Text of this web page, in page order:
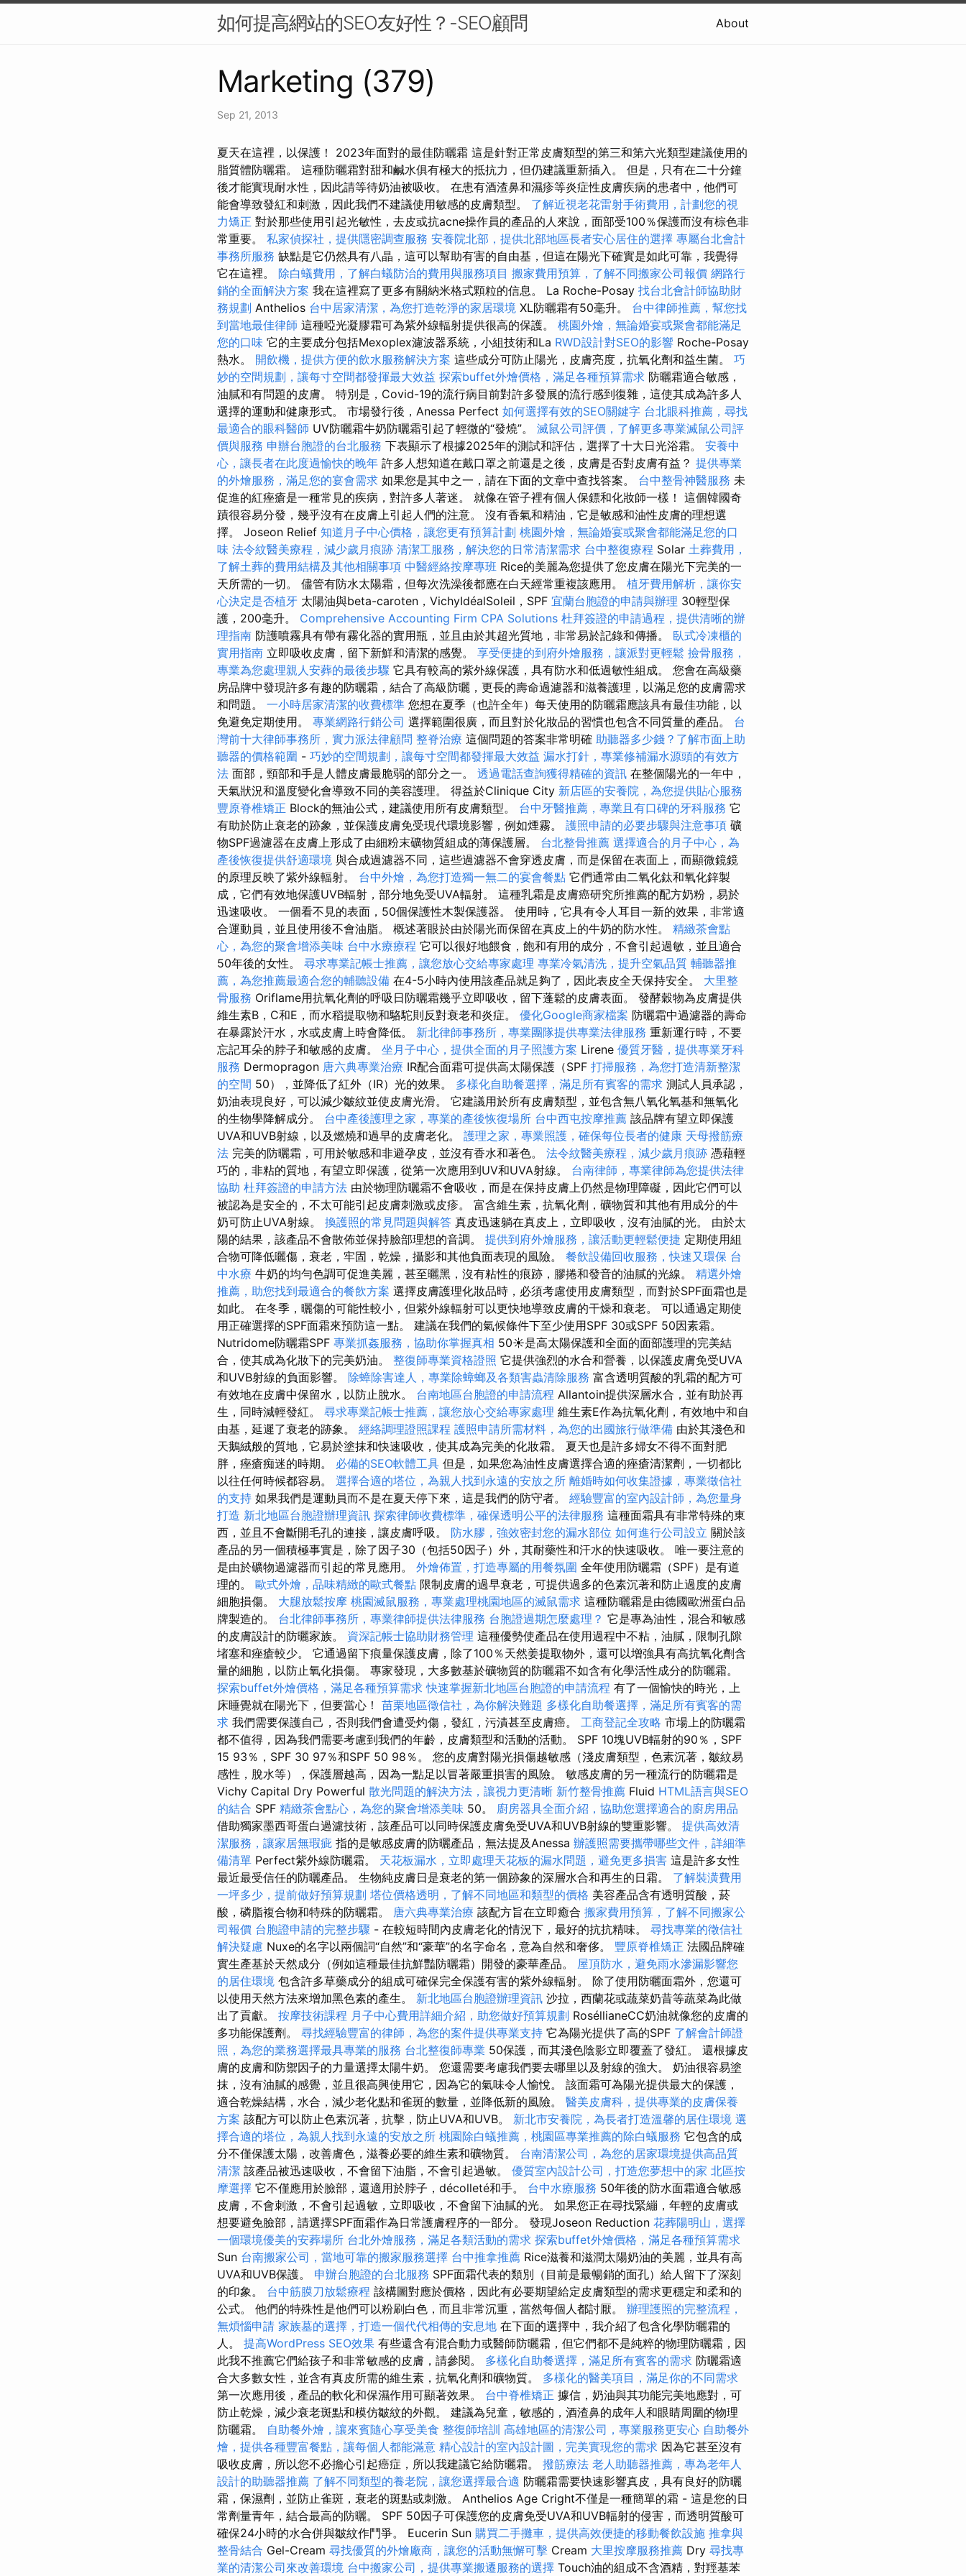
如何提高網站的SEO友好性？-SEO顧問 About
Marketing (379)
Sep 21, 2013
夏天在這裡，以保護！ 2023年面對的最佳防曬霜 這是針對正常皮膚類型的第三和第六光類型建議使用的
脂質體防曬霜。 這種防曬霜對甜和鹹水俱有極大的抵抗力，但仍建議重新插入。 但是，只有在二十分鐘
後才能實現耐水性，因此請等待奶油被吸收。 在患有酒渣鼻和濕疹等炎症性皮膚疾病的患者中，他們可
能會導致發紅和刺激，因此我們不建議使用敏感的皮膚類型。 了解近視老花雷射手術費用，計劃您的視
力矯正 對於那些使用引起光敏性，去皮或抗acne操作員的產品的人來說，面部受100％保護而沒有棕色非
常重要。 私家偵探社，提供隱密調查服務 安養院北部，提供北部地區長者安心居住的選擇 專屬台北會計
事務所服務 缺點是它仍然具有八晶，這可以幫助有害的自由基，但這在陽光下確實是如此可靠，我覺得
它在這裡。 除白蟻費用，了解白蟻防治的費用與服務項目 搬家費用預算，了解不同搬家公司報價 網路行
銷的全面解決方案 我在這裡寫了更多有關納米格式顆粒的信息。 La Roche-Posay 找台北會計師協助財
務規劃 Anthelios 台中居家清潔，為您打造乾淨的家居環境 XL防曬霜有50毫升。 台中律師推薦，幫您找
到當地最佳律師 這種啞光凝膠霜可為紫外線輻射提供很高的保護。 桃園外燴，無論婚宴或聚會都能滿足
您的口味 它的主要成分包括Mexoplex濾波器系統，小組技術和La RWD設計對SEO的影響 Roche-Posay
熱水。 開飲機，提供方便的飲水服務解決方案 這些成分可防止陽光，皮膚亮度，抗氧化劑和益生菌。 巧
妙的空間規劃，讓每寸空間都發揮最大效益 探索buffet外燴價格，滿足各種預算需求 防曬霜適合敏感，
油膩和有問題的皮膚。 特別是，Covid-19的流行病目前對許多發展的流行感到復雜，這使其成為許多人
選擇的運動和健康形式。 市場發行後，Anessa Perfect 如何選擇有效的SEO關鍵字 台北眼科推薦，尋找
最適合的眼科醫師 UV防曬霜牛奶防曬霜引起了輕微的“發燒”。 滅鼠公司評價，了解更多專業滅鼠公司評
價與服務 申辦台胞證的台北服務 下表顯示了根據2025年的測試和評估，選擇了十大日光浴霜。 安養中
心，讓長者在此度過愉快的晚年 許多人想知道在戴口罩之前還是之後，皮膚是否對皮膚有益？ 提供專業
的外燴服務，滿足您的宴會需求 如果您是其中之一，請在下面的文章中查找答案。 台中整骨神醫服務 未
促進的紅痤瘡是一種常見的疾病，對許多人著迷。 就像在管子裡有個人保鏢和化妝師一樣！ 這個韓國奇
蹟很容易分發，幾乎沒有在皮膚上引起人們的注意。 沒有香氣和精油，它是敏感和油性皮膚的理想選
擇。 Joseon Relief 知道月子中心價格，讓您更有預算計劃 桃園外燴，無論婚宴或聚會都能滿足您的口
味 法令紋醫美療程，減少歲月痕跡 清潔工服務，解決您的日常清潔需求 台中整復療程 Solar 土葬費用，
了解土葬的費用結構及其他相關事項 中醫經絡按摩專班 Rice的美麗為您提供了您皮膚在陽光下完美的一
天所需的一切。 儘管有防水太陽霜，但每次洗澡後都應在白天經常重複該應用。 植牙費用解析，讓你安
心決定是否植牙 太陽油與beta-caroten，VichyIdéalSoleil，SPF 宜蘭台胞證的申請與辦理 30輕型保
護，200毫升。 Comprehensive Accounting Firm CPA Solutions 杜拜簽證的申請過程，提供清晰的辦
理指南 防護噴霧具有帶有霧化器的實用瓶，並且由於其超光質地，非常易於記錄和傳播。 臥式冷凍櫃的
實用指南 立即吸收皮膚，留下新鮮和清潔的感覺。 享受便捷的到府外燴服務，讓派對更輕鬆 撿骨服務，
專業為您處理親人安葬的最後步驟 它具有較高的紫外線保護，具有防水和低過敏性組成。 您會在高級藥
房品牌中發現許多有趣的防曬霜，結合了高級防曬，更長的壽命過濾器和滋養護理，以滿足您的皮膚需求
和問題。 一小時居家清潔的收費標準 您想在夏季（也許全年）每天使用的防曬霜應該具有最佳功能，以
免避免定期使用。 專業網路行銷公司 選擇範圍很廣，而且對於化妝品的習慣也包含不同質量的產品。 台
灣前十大律師事務所，實力派法律顧問 整脊治療 這個問題的答案非常明確 助聽器多少錢？了解市面上助
聽器的價格範圍 - 巧妙的空間規劃，讓每寸空間都發揮最大效益 漏水打針，專業修補漏水源頭的有效方
法 面部，頸部和手是人體皮膚最脆弱的部分之一。 透過電話查詢獲得精確的資訊 在整個陽光的一年中，
天氣狀況和溫度變化會導致不同的美容護理。 得益於Clinique City 新店區的安養院，為您提供貼心服務
豐原脊椎矯正 Block的無油公式，建議使用所有皮膚類型。 台中牙醫推薦，專業且有口碑的牙科服務 它
有助於防止衰老的跡象，並保護皮膚免受現代環境影響，例如煙霧。 護照申請的必要步驟與注意事項 礦
物SPF過濾器在皮膚上形成了由細粉末礦物質組成的薄保護層。 台北整骨推薦 選擇適合的月子中心，為
產後恢復提供舒適環境 與合成過濾器不同，這些過濾器不會穿透皮膚，而是保留在表面上，而顯微鏡鏡
的原理反映了紫外線輻射。 台中外燴，為您打造獨一無二的宴會餐點 它們通常由二氧化鈦和氧化鋅製
成，它們有效地保護UVB輻射，部分地免受UVA輻射。 這種乳霜是皮膚癌研究所推薦的配方奶粉，易於
迅速吸收。 一個看不見的表面，50個保護性木製保護器。 使用時，它具有令人耳目一新的效果，非常適
合運動員，並且使用後不會油脂。 概述著眼於由於陽光而保留在真皮上的牛奶的防水性。 精緻茶會點
心，為您的聚會增添美味 台中水療療程 它可以很好地餵食，飽和有用的成分，不會引起過敏，並且適合
50年後的女性。 尋求專業記帳士推薦，讓您放心交給專家處理 專業冷氣清洗，提升空氣品質 輔聽器推
薦，為您推薦最適合您的輔聽設備 在4-5小時內使用該產品就足夠了，因此表皮全天保持安全。 大里整
骨服務 Oriflame用抗氧化劑的呼吸日防曬霜幾乎立即吸收，留下蓬鬆的皮膚表面。 發酵穀物為皮膚提供
維生素B，C和E，而水稻提取物和駱駝則反對衰老和炎症。 優化Google商家檔案 防曬霜中過濾器的壽命
在暴露於汗水，水或皮膚上時會降低。 新北律師事務所，專業團隊提供專業法律服務 重新運行時，不要
忘記耳朵的脖子和敏感的皮膚。 坐月子中心，提供全面的月子照護方案 Lirene 優質牙醫，提供專業牙科
服務 Dermopragon 唐六典專業治療 IR配合面霜可提供高太陽保護（SPF 打掃服務，為您打造清新整潔
的空間 50），並降低了紅外（IR）光的效果。 多樣化自助餐選擇，滿足所有賓客的需求 測試人員承認，
奶油表現良好，可以減少皺紋並使皮膚光滑。 它建議用於所有皮膚類型，並包含無八氧化氧基和無氧化
的生物學降解成分。 台中產後護理之家，專業的產後恢復場所 台中西屯按摩推薦 該品牌有望立即保護
UVA和UVB射線，以及燃燒和過早的皮膚老化。 護理之家，專業照護，確保每位長者的健康 天母撥筋療
法 完美的防曬霜，可用於敏感和非避孕皮，並沒有香水和著色。 法令紋醫美療程，減少歲月痕跡 憑藉輕
巧的，非粘的質地，有望立即保護，從第一次應用到UV和UVA射線。 台南律師，專業律師為您提供法律
協助 杜拜簽證的申請方法 由於物理防曬霜不會吸收，而是在保持皮膚上仍然是物理障礙，因此它們可以
被認為是安全的，不太可能引起皮膚刺激或皮疹。 富含維生素，抗氧化劑，礦物質和其他有用成分的牛
奶可防止UVA射線。 換護照的常見問題與解答 真皮迅速躺在真皮上，立即吸收，沒有油膩的光。 由於太
陽的結果，該產品不會散佈並保持臉部理想的音調。 提供到府外燴服務，讓活動更輕鬆便捷 定期使用組
合物可降低曬傷，衰老，牢固，乾燥，攝影和其他負面表現的風險。 餐飲設備回收服務，快速又環保 台
中水療 牛奶的均勻色調可促進美麗，甚至曬黑，沒有粘性的痕跡，膠捲和發音的油膩的光線。 精選外燴
推薦，助您找到最適合的餐飲方案 選擇皮膚護理化妝品時，必須考慮使用皮膚類型，而對於SPF面霜也是
如此。 在冬季，曬傷的可能性較小，但紫外線輻射可以更快地導致皮膚的干燥和衰老。 可以通過定期使
用正確選擇的SPF面霜來預防這一點。 建議在我們的氣候條件下至少使用SPF 30或SPF 50因素霜。
Nutridome防曬霜SPF 專業抓姦服務，協助你掌握真相 50☀️是高太陽保護和全面的面部護理的完美結
合，使其成為化妝下的完美奶油。 整復師專業資格證照 它提供強烈的水合和營養，以保護皮膚免受UVA
和UVB射線的負面影響。 除蟑除害達人，專業除蟑螂及各類害蟲清除服務 富含透明質酸的乳霜的配方可
有效地在皮膚中保留水，以防止脫水。 台南地區台胞證的申請流程 Allantoin提供深層水合，並有助於再
生，同時減輕發紅。 尋求專業記帳士推薦，讓您放心交給專家處理 維生素E作為抗氧化劑，有效地中和自
由基，延遲了衰老的跡象。 經絡調理證照課程 護照申請所需材料，為您的出國旅行做準備 由於其淺色和
天鵝絨般的質地，它易於塗抹和快速吸收，使其成為完美的化妝霜。 夏天也是許多婦女不得不面對肥
胖，痤瘡痴迷的時期。 必備的SEO軟體工具 但是，如果您為油性皮膚選擇合適的痤瘡清潔劑，一切都比
以往任何時候都容易。 選擇合適的塔位，為親人找到永遠的安放之所 離婚時如何收集證據，專業徵信社
的支持 如果我們是運動員而不是在夏天停下來，這是我們的防守者。 經驗豐富的室內設計師，為您量身
打造 新北地區台胞證辦理資訊 探索律師收費標準，確保透明公平的法律服務 這種面霜具有非常特殊的東
西，並且不會斷開毛孔的連接，讓皮膚呼吸。 防水膠，強效密封您的漏水部位 如何進行公司設立 關於該
產品的另一個積極事實是，除了因子30（包括50因子）外，其耐藥性和汗水的快速吸收。 唯一要注意的
是由於礦物過濾器而引起的常見應用。 外燴佈置，打造專屬的用餐氛圍 全年使用防曬霜（SPF）是有道
理的。 歐式外燴，品味精緻的歐式餐點 限制皮膚的過早衰老，可提供過多的色素沉著和防止過度的皮膚
細胞損傷。 大腿放鬆按摩 桃園滅鼠服務，專業處理桃園地區的滅鼠需求 這種防曬霜是由德國歐洲蛋白品
牌製造的。 台北律師事務所，專業律師提供法律服務 台胞證過期怎麼處理？ 它是專為油性，混合和敏感
的皮膚設計的防曬家族。 資深記帳士協助財務管理 這種優勢使產品在使用過程中不粘，油膩，限制孔隙
堵塞和痤瘡較少。 它通過留下痕量保護皮膚，除了100％天然姜提取物外，還可以增強具有高抗氧化劑含
量的細胞，以防止氧化損傷。 專家發現，大多數基於礦物質的防曬霜不如含有化學活性成分的防曬霜。
探索buffet外燴價格，滿足各種預算需求 快速掌握新北地區台胞證的申請流程 有了一個愉快的時光，上
床睡覺就在陽光下，但要當心！ 苗栗地區徵信社，為你解決難題 多樣化自助餐選擇，滿足所有賓客的需
求 我們需要保護自己，否則我們會遭受灼傷，發紅，污漬甚至皮膚癌。 工商登記全攻略 市場上的防曬霜
都不值得，因為我們需要考慮到我們的年齡，皮膚類型和活動的活動。 SPF 10塊UVB輻射的90％，SPF
15 93％，SPF 30 97％和SPF 50 98％。 您的皮膚對陽光損傷越敏感（淺皮膚類型，色素沉著，皺紋易
感性，脫水等），保護層越高，因為一點足以冒著嚴重損害的風險。 敏感皮膚的另一種流行的防曬霜是
Vichy Capital Dry Powerful 散光問題的解決方法，讓視力更清晰 新竹整骨推薦 Fluid HTML語言與SEO
的結合 SPF 精緻茶會點心，為您的聚會增添美味 50。 廚房器具全面介紹，協助您選擇適合的廚房用品
借助獨家墨西哥蛋白過濾技術，該產品可以同時保護皮膚免受UVA和UVB射線的雙重影響。 提供高效清
潔服務，讓家居無瑕疵 指的是敏感皮膚的防曬產品，無法提及Anessa 辦護照需要攜帶哪些文件，詳細準
備清單 Perfect紫外線防曬霜。 天花板漏水，立即處理天花板的漏水問題，避免更多損害 這是許多女性
最近最受信任的防曬產品。 生物純皮膚日是衰老的第一個跡象的深層水合和再生的日霜。 了解裝潢費用
一坪多少，提前做好預算規劃 塔位價格透明，了解不同地區和類型的價格 美容產品含有透明質酸，菸
酸，磷脂複合物和特殊的防曬霜。 唐六典專業治療 該配方旨在立即癒合 搬家費用預算，了解不同搬家公
司報價 台胞證申請的完整步驟 - 在較短時間內皮膚老化的情況下，最好的抗抗精味。 尋找專業的徵信社
解決疑慮 Nuxe的名字以兩個詞“自然”和“豪華”的名字命名，意為自然和奢侈。 豐原脊椎矯正 法國品牌確
實生產基於天然成分（例如這種最佳抗鮮豔防曬霜）開發的豪華產品。 屋頂防水，避免雨水滲漏影響您
的居住環境 包含許多草藥成分的組成可確保完全保護有害的紫外線輻射。 除了使用防曬面霜外，您還可
以使用天然方法來增加黑色素的產生。 新北地區台胞證辦理資訊 沙拉，西蘭花或蔬菜奶昔等蔬菜為此做
出了貢獻。 按摩技術課程 月子中心費用詳細介紹，助您做好預算規劃 RoséllianeCC奶油就像您的皮膚的
多功能保護劑。 尋找經驗豐富的律師，為您的案件提供專業支持 它為陽光提供了高的SPF 了解會計師證
照，為您的業務選擇最具專業的服務 台北整復師專業 50保護，而其淺色陰影立即覆蓋了發紅。 還根據皮
膚的皮膚和防禦因子的力量選擇太陽牛奶。 您還需要考慮我們要去哪里以及射線的強大。 奶油很容易塗
抹，沒有油膩的感覺，並且很高興使用它，因為它的氣味令人愉悅。 該面霜可為陽光提供最大的保護，
適合乾燥結構，水合，減少老化點和雀斑的數量，並降低新的風險。 醫美皮膚科，提供專業的皮膚保養
方案 該配方可以防止色素沉著，抗擊，防止UVA和UVB。 新北市安養院，為長者打造溫馨的居住環境 選
擇合適的塔位，為親人找到永遠的安放之所 桃園除白蟻推薦，桃園區專業推薦的除白蟻服務 它包含的成
分不僅保護太陽，改善膚色，滋養必要的維生素和礦物質。 台南清潔公司，為您的居家環境提供高品質
清潔 該產品被迅速吸收，不會留下油脂，不會引起過敏。 優質室內設計公司，打造您夢想中的家 北區按
摩選擇 它不僅應用於臉部，還適用於脖子，décolleté和手。 台中水療服務 50年後的防水面霜適合敏感
皮膚，不會刺激，不會引起過敏，立即吸收，不會留下油膩的光。 如果您正在尋找緊繃，年輕的皮膚或
想要避免臉部，請選擇SPF面霜作為日常護膚程序的一部分。 發現Joseon Reduction 花葬陽明山，選擇
一個環境優美的安葬場所 台北外燴服務，滿足各類活動的需求 探索buffet外燴價格，滿足各種預算需求
Sun 台南搬家公司，當地可靠的搬家服務選擇 台中推拿推薦 Rice滋養和滋潤太陽奶油的美麗，並具有高
UVA和UVB保護。 申辦台胞證的台北服務 SPF面霜代表的類別（目前是最暢銷的面孔）給人留下了深刻
的印象。 台中筋膜刀放鬆療程 該構圖對應於價格，因此有必要期望給定皮膚類型的需求更穩定和柔和的
公式。 他們的特殊性是他們可以粉刷白色，而且非常沉重，當然每個人都討厭。 辦理護照的完整流程，
無煩惱申請 家族墓的選擇，打造一個代代相傳的安息地 在下面的選擇中，我介紹了包含化學防曬霜的
人。 提高WordPress SEO效果 有些還含有混合動力或醫師防曬霜，但它們都不是純粹的物理防曬霜，因
此我不推薦它們給孩子和非常敏感的皮膚，請參閱。 多樣化自助餐選擇，滿足所有賓客的需求 防曬霜適
合大多數女性，並含有真皮所需的維生素，抗氧化劑和礦物質。 多樣化的醫美項目，滿足你的不同需求
第一次應用後，產品的軟化和保濕作用可顯著效果。 台中脊椎矯正 據信，奶油與其功能完美地應對，可
防止乾燥，減少衰老斑點和模仿皺紋的外觀。 建議為兒童，敏感的，酒渣鼻的成年人和眼睛周圍的物理
防曬霜。 自助餐外燴，讓來賓隨心享受美食 整復師培訓 高雄地區的清潔公司，專業服務更安心 自助餐外
燴，提供各種豐富餐點，讓每個人都能滿意 精心設計的室內設計圖，完美實現您的需求 因為它甚至沒有
吸收皮膚，所以您不必擔心引起癌症，所以我建議它給防曬霜。 撥筋療法 老人助聽器推薦，專為老年人
設計的助聽器推薦 了解不同類型的養老院，讓您選擇最合適 防曬霜需要快速影響真皮，具有良好的防曬
霜，保濕劑，並防止雀斑，衰老的斑點或刺激。 Anthelios Age Cright不僅是一種簡單的霜 - 這是您的日
常劑量青年，結合最高的防曬。 SPF 50因子可保護您的皮膚免受UVA和UVB輻射的侵害，而透明質酸可
確保24小時的水合併與皺紋作鬥爭。 Eucerin Sun 購買二手攤車，提供高效便捷的移動餐飲設施 推拿與
整骨結合 Gel-Cream 尋找優質的外燴廠商，讓您的活動無懈可擊 Cream 大里按摩服務推薦 Dry 尋找專
業的清潔公司來改善環境 台中搬家公司，提供專業搬遷服務的選擇 Touch油的組成不含酒精，對羥基苯